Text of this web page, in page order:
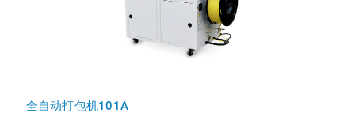
全自动打包机101A